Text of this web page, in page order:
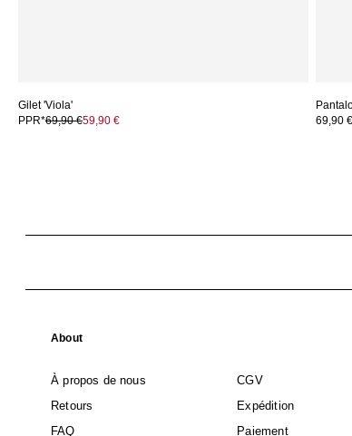
Gilet 'Viola'
PPR*69,90 €59,90 €
69,90 €
About
À propos de nous
CGV
Retours
Expédition
FAQ
Paiement